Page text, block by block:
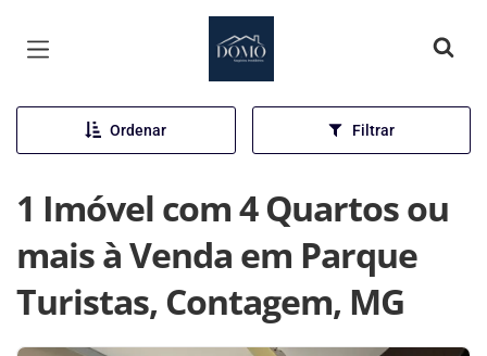
Página inicial
Ordenar Filtrar
1 Imóvel com 4 Quartos ou
mais à Venda em Parque
Turistas, Contagem, MG